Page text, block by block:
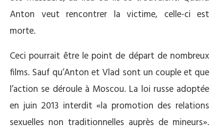
Anton veut rencontrer la victime, celle-ci est
morte.
Ceci pourrait être le point de départ de nombreux
films. Sauf qu’Anton et Vlad sont un couple et que
l’action se déroule à Moscou. La loi russe adoptée
en juin 2013 interdit «la promotion des relations
sexuelles non traditionnelles auprès de mineurs».